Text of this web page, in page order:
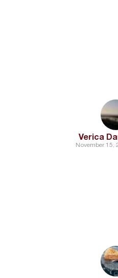
Verica
November 15,